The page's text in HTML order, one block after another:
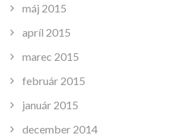
máj 2015
apríl 2015
marec 2015
február 2015
január 2015
december 2014